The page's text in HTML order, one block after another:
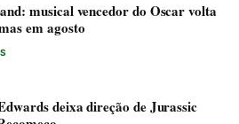
musical vencedor do Oscar volta
em agosto
deixa direção de Jurassic